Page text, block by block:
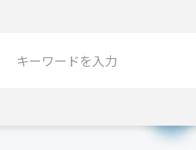
索：